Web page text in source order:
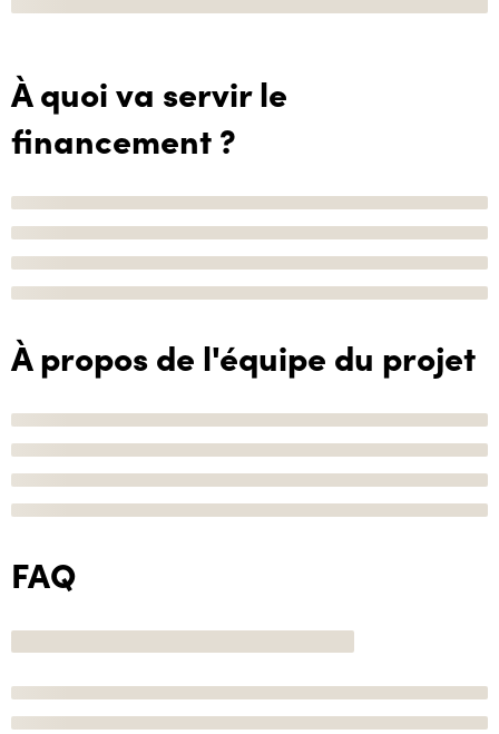
À quoi va servir le
financement ?
À propos de l'équipe du projet
FAQ